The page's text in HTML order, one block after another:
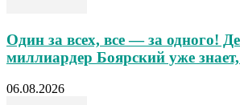
Один за всех, все — за одного!
миллиардер Боярский уже
06.08.2026